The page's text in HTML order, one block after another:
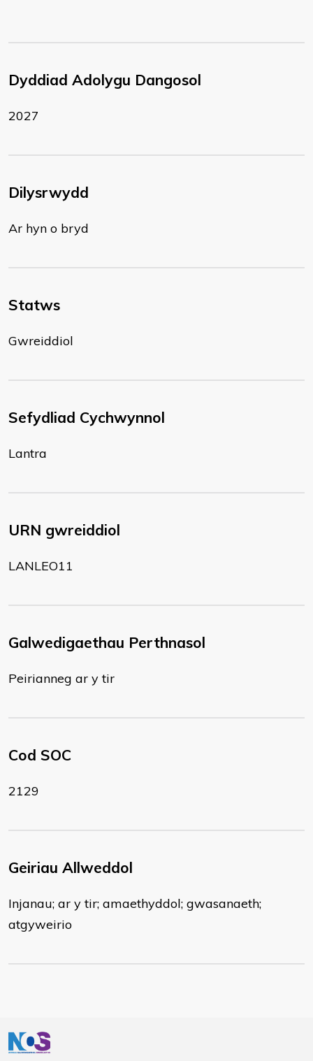
Dyddiad Adolygu Dangosol
2027
Dilysrwydd
Ar hyn o bryd
Statws
Gwreiddiol
Sefydliad Cychwynnol
Lantra
URN gwreiddiol
LANLEO11
Galwedigaethau Perthnasol
Peirianneg ar y tir
Cod SOC
2129
Geiriau Allweddol
Injanau; ar y tir; amaethyddol; gwasanaeth;
atgyweirio